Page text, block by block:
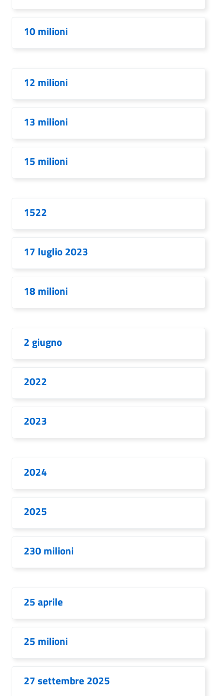
10 milioni
12 milioni
13 milioni
15 milioni
1522
17 luglio 2023
18 milioni
2 giugno
2022
2023
2024
2025
230 milioni
25 aprile
25 milioni
27 settembre 2025